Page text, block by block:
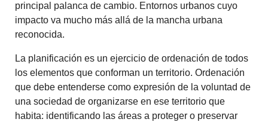
principal palanca de cambio. Entornos urbanos cuyo
impacto va mucho más allá de la mancha urbana
reconocida.
La planificación es un ejercicio de ordenación de todos
los elementos que conforman un territorio. Ordenación
que debe entenderse como expresión de la voluntad de
una sociedad de organizarse en ese territorio que
habita: identificando las áreas a proteger o preservar